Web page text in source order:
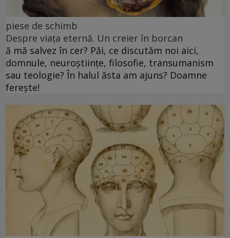
piese de schimb
Despre viața eternă. Un creier în borcan
ă mă salvez în cer? Păi, ce discutăm noi aici,
domnule, neuroștiințe, filosofie, transumanism
sau teologie? În halul ăsta am ajuns? Doamne
ferește!